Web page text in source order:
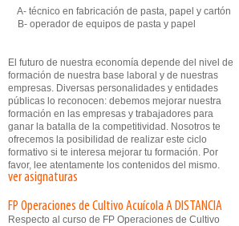
A- técnico en fabricación de pasta, papel y cartón
B- operador de equipos de pasta y papel
El futuro de nuestra economía depende del nivel de
formación de nuestra base laboral y de nuestras
empresas. Diversas personalidades y entidades
públicas lo reconocen: debemos mejorar nuestra
formación en las empresas y trabajadores para
ganar la batalla de la competitividad. Nosotros te
ofrecemos la posibilidad de realizar este ciclo
formativo si te interesa mejorar tu formación. Por
favor, lee atentamente los contenidos del mismo.
ver asignaturas
FP Operaciones de Cultivo Acuícola A DISTANCIA
Respecto al curso de FP Operaciones de Cultivo